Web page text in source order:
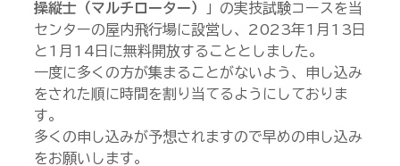
操縦士（マルチローター）
」の実技試験コースを当
センターの屋内飛行場に設営し、2023年1月13日
と1月14日に無料開放することとしました。
一度に多くの方が集まることがないよう、申し込み
をされた順に時間を割り当てるようにしておりま
す。
多くの申し込みが予想されますので早めの申し込み
をお願いします。